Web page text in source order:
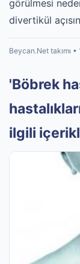
görülmesi
divertikül
Beycan.Net takımı
'Böbrek
ilgili